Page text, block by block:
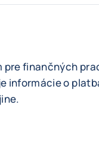
finančných
informácie o